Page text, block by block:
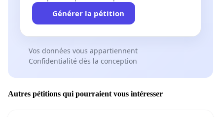
Générer la pétition
Vos données vous appartiennent
Confidentialité dès la conception
Autres pétitions qui pourraient vous intéresser